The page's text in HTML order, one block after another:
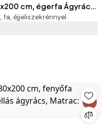
cm, égerfa Ágyrács:
Matrac: Matrac
fa, éjjeliszekrénnyel